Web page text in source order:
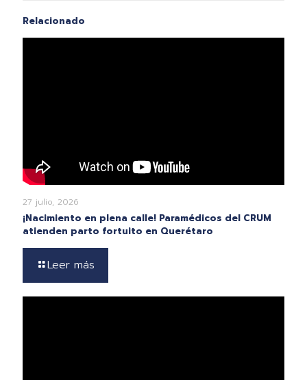
Relacionado
27 julio, 2026
¡Nacimiento en plena calle! Paramédicos del CRUM
atienden parto fortuito en Querétaro
Leer más